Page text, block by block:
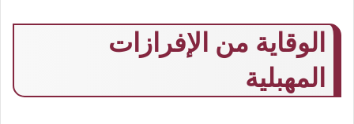
الوقاية من الإفرازات
المهبلية